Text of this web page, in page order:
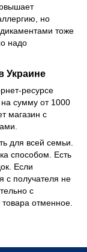
но
тоже
надо
Украине
ресурсе
сумму от 1000
магазин с
для всей семьи.
способом. Есть
Если
с получателя не
с
отменное.